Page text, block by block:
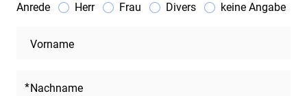
Anrede Herr Frau Divers keine Angabe
Vorname
Nachname